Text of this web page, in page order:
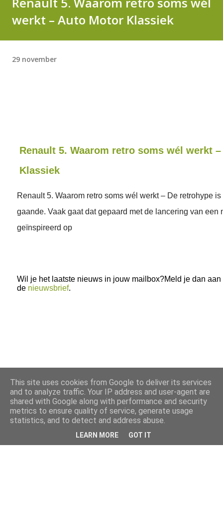
werkt – Auto Motor Klassiek
29 november
Renault 5. Waarom retro soms wél werkt
Klassiek
Renault 5. Waarom retro soms wél werkt – De retrohype
gaande. Vaak gaat dat gepaard met de lancering van een
geïnspireerd op
Wil je het laatste nieuws in jouw mailbox?Meld je dan aan
de nieuwsbrief.
This site uses cookies from Google to deliver its services
and to analyze traffic. Your IP address and user-agent are
shared with Google along with performance and security
metrics to ensure quality of service, generate usage
statistics, and to detect and address abuse.
LEARN MORE GOT IT